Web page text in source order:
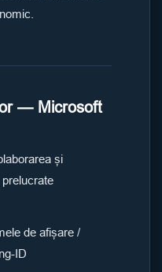
— Microsoft
și
de afișare /
ID